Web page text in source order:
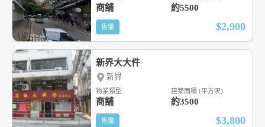
商舖 約5500
售盤 $2,900
新界大大件
新界
物業類型
商舖
建築面積 (平方呎)
約3500
售盤 $3,800